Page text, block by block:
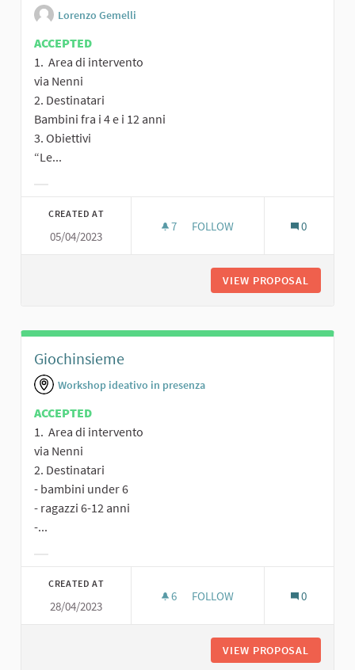
Lorenzo Gemelli
ACCEPTED
1. Area di intervento
via Nenni
2. Destinatari
Bambini fra i 4 e i 12 anni
3. Obiettivi
“Le...
CREATED AT
05/04/2023
7 7 FOLLOWERS
FOLLOW 0
VIEW PROPOSAL
Giochinsieme
Workshop ideativo in presenza
ACCEPTED
1. Area di intervento
via Nenni
2. Destinatari
- bambini under 6
- ragazzi 6-12 anni
-...
CREATED AT
28/04/2023
6 6 FOLLOWERS
FOLLOW 0
VIEW PROPOSAL